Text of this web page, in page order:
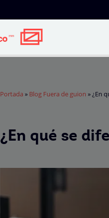
Portada » Blog Fuera de guion »¿En
¿En qué se